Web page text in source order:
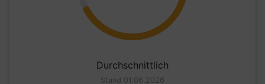
Durchschnittlich
Stand 01.06.2026